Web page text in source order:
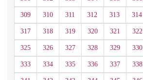
309 310 311 312 313 314
317 318 319 320 321 322
325 326 327 328 329 330
333 334 335 336 337 338